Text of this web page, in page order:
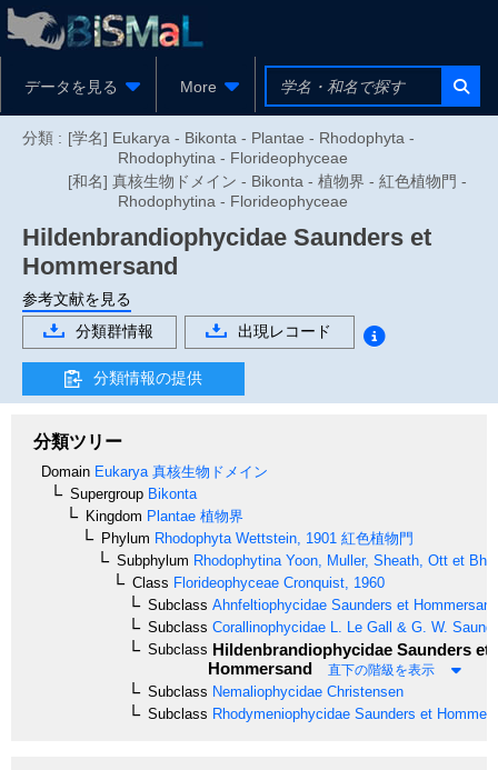
データを見る More
分類 : [学名] Eukarya - Bikonta - Plantae - Rhodophyta -
Rhodophytina - Florideophyceae
[和名] 真核生物ドメイン - Bikonta - 植物界 - 紅色植物門 -
Rhodophytina - Florideophyceae
Hildenbrandiophycidae Saunders et
Hommersand
参考文献を見る
分類群情報
出現レコード
分類情報の提供
分類ツリー
Domain Eukarya 真核生物ドメイン
Supergroup Bikonta
Kingdom Plantae 植物界
Phylum Rhodophyta Wettstein, 1901 紅色植物門
Subphylum Rhodophytina Yoon, Muller, Sheath, Ott et
Class Florideophyceae Cronquist, 1960
Subclass Ahnfeltiophycidae Saunders et Hommersand
Subclass Corallinophycidae L. Le Gall & G. W.
Subclass Hildenbrandiophycidae Saunders et
Hommersand
直下の階級を表示
Subclass Nemaliophycidae Christensen
Subclass Rhodymeniophycidae Saunders et